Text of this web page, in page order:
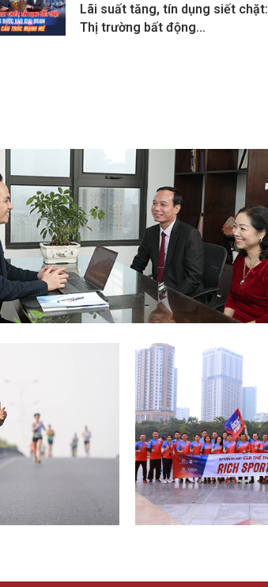
Lãi suất tăng, tín dụng siết chặt:
Thị trường bất động…